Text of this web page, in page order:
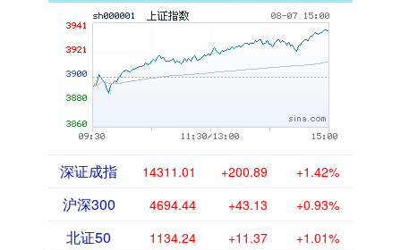
深证成指 14311.01 +200.89 +1.42%
沪深300 4694.44 +43.13 +0.93%
北证50 1134.24 +11.37 +1.01%